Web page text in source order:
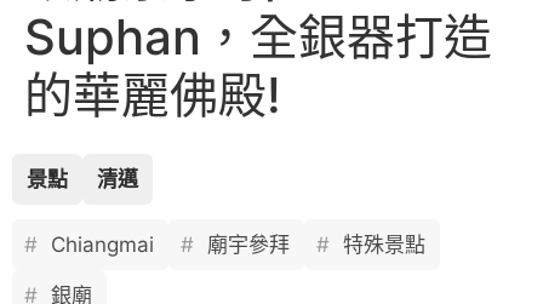
Suphan，全銀器打造
的華麗佛殿!
景點 清邁
Chiangmai 廟宇參拜 特殊景點
銀廟